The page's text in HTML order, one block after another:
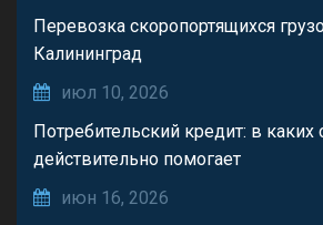
Перевозка скоропортящихся
Калининград
июл 10, 2026
Потребительский кредит: в каких
действительно помогает
июн 16, 2026